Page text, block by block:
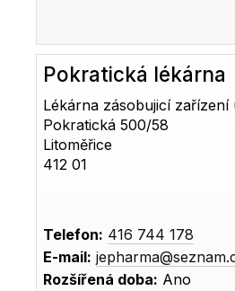
Pokratická lékárna
Lékárna zásobujicí zařízení
Pokratická 500/58
Litoměřice
412 01
Telefon: 416 744 178
E-mail:
Rozšířená doba: Ano